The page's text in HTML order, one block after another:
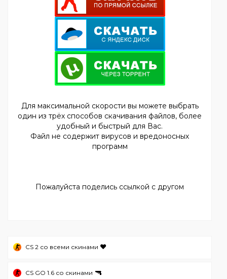
Для максимальной скорости вы можете выбрать
один из трёх способов скачивания файлов, более
удобный и быстрый для Вас.
Файл не содержит вирусов и вредоносных
программ
Пожалуйста поделись ссылкой с другом
CS 2 со всеми скинами ❤️
CS GO 1.6 со скинами 🔫